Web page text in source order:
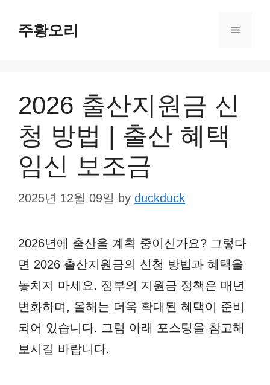
주황오리 Menu
2026 출산지원금 신
청 방법 | 출산 혜택
임신 보조금
2025년 12월 09일 by duckduck
2026년에 출산을 계획 중이신가요? 그렇다
면 2026 출산지원금의 신청 방법과 혜택을
놓치지 마세요. 정부의 지원금 정책은 매년
변화하며, 올해는 더욱 확대된 혜택이 준비
되어 있습니다. 그럼 아래 포스팅을 참고해
보시길 바랍니다.